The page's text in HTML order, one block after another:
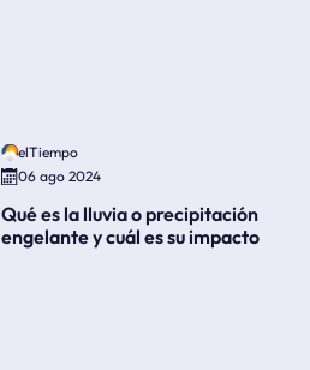
elTiempo
06 ago 2024
Qué es la lluvia o precipitación
engelante y cuál es su impacto